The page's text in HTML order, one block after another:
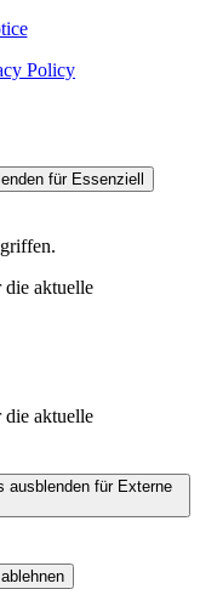
Policy
für Essenziell
aktuelle
aktuelle
ausblenden für Externe